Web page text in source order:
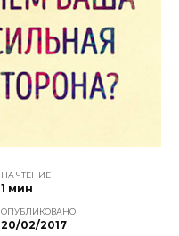
НА ЧТЕНИЕ
1 мин
ОПУБЛИКОВАНО
20/02/2017